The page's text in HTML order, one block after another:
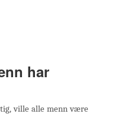
har
ville alle menn være